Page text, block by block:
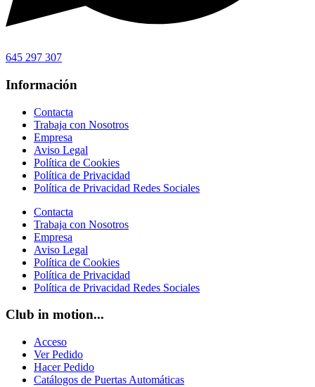
645 297 307
Información
Contacta
Trabaja con Nosotros
Empresa
Aviso Legal
Política de Cookies
Política de Privacidad
Política de Privacidad Redes Sociales
Contacta
Trabaja con Nosotros
Empresa
Aviso Legal
Política de Cookies
Política de Privacidad
Política de Privacidad Redes Sociales
Club in motion...
Acceso
Ver Pedido
Hacer Pedido
Catálogos de Puertas Automáticas